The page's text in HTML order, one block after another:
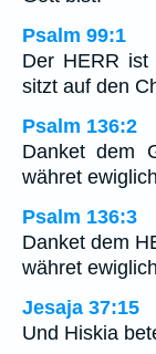
Psalm 99:1
Der HERR ist
sitzt auf den
Psalm 136:2
Danket dem
währet
Psalm 136:3
Danket dem
währet
Jesaja 37:15
Und Hiskia